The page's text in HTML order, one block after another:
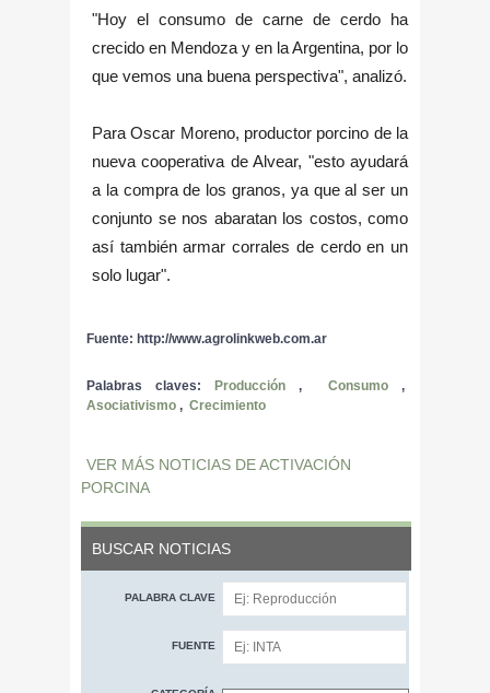
"Hoy el consumo de carne de cerdo ha
crecido en Mendoza y en la Argentina, por lo
que vemos una buena perspectiva", analizó.
Para Oscar Moreno, productor porcino de la
nueva cooperativa de Alvear, "esto ayudará
a la compra de los granos, ya que al ser un
conjunto se nos abaratan los costos, como
así también armar corrales de cerdo en un
solo lugar".
Fuente: http://www.agrolinkweb.com.ar
Palabras claves: Producción , Consumo ,
Asociativismo , Crecimiento
VER MÁS NOTICIAS DE ACTIVACIÓN
PORCINA
BUSCAR NOTICIAS
PALABRA CLAVE
FUENTE